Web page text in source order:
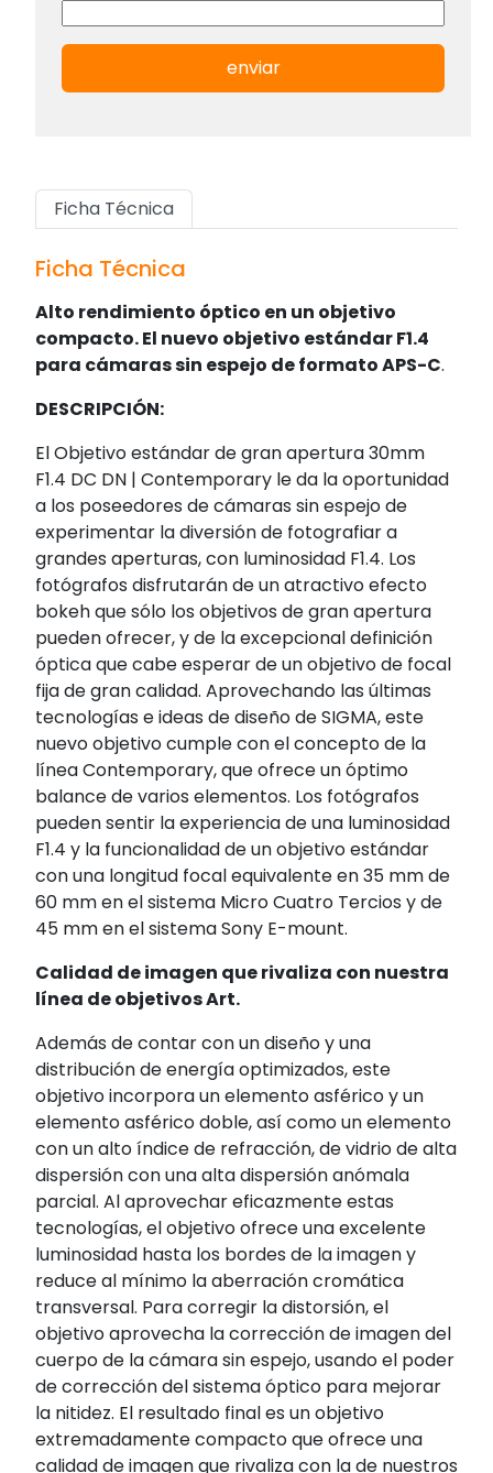
enviar
Ficha Técnica
Ficha Técnica
Alto rendimiento óptico en un objetivo
compacto. El nuevo objetivo estándar F1.4
para cámaras sin espejo de formato APS-C.
DESCRIPCIÓN:
El Objetivo estándar de gran apertura 30mm
F1.4 DC DN | Contemporary le da la oportunidad
a los poseedores de cámaras sin espejo de
experimentar la diversión de fotografiar a
grandes aperturas, con luminosidad F1.4. Los
fotógrafos disfrutarán de un atractivo efecto
bokeh que sólo los objetivos de gran apertura
pueden ofrecer, y de la excepcional definición
óptica que cabe esperar de un objetivo de focal
fija de gran calidad. Aprovechando las últimas
tecnologías e ideas de diseño de SIGMA, este
nuevo objetivo cumple con el concepto de la
línea Contemporary, que ofrece un óptimo
balance de varios elementos. Los fotógrafos
pueden sentir la experiencia de una luminosidad
F1.4 y la funcionalidad de un objetivo estándar
con una longitud focal equivalente en 35 mm de
60 mm en el sistema Micro Cuatro Tercios y de
45 mm en el sistema Sony E-mount.
Calidad de imagen que rivaliza con nuestra
línea de objetivos Art.
Además de contar con un diseño y una
distribución de energía optimizados, este
objetivo incorpora un elemento asférico y un
elemento asférico doble, así como un elemento
con un alto índice de refracción, de vidrio de alta
dispersión con una alta dispersión anómala
parcial. Al aprovechar eficazmente estas
tecnologías, el objetivo ofrece una excelente
luminosidad hasta los bordes de la imagen y
reduce al mínimo la aberración cromática
transversal. Para corregir la distorsión, el
objetivo aprovecha la corrección de imagen del
cuerpo de la cámara sin espejo, usando el poder
de corrección del sistema óptico para mejorar
la nitidez. El resultado final es un objetivo
extremadamente compacto que ofrece una
calidad de imagen que rivaliza con la de nuestros